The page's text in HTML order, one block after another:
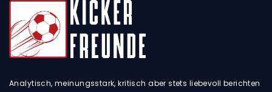
Analytisch, meinungsstark, kritisch aber stets liebevoll berichten